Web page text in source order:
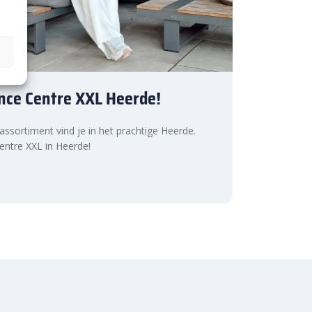
Centre XXL Heerde!
vind je in het prachtige Heerde.
XXL in Heerde!